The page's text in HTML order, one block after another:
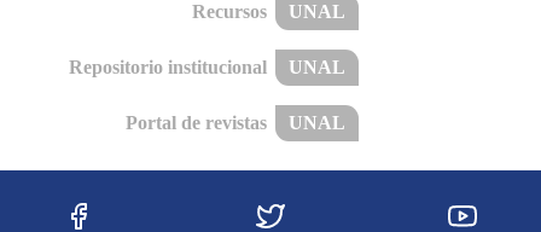
Recursos UNAL
Repositorio institucional UNAL
Portal de revistas UNAL